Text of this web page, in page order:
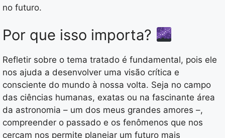
no futuro.
Por que isso importa?
Refletir sobre o tema tratado é fundamental, pois ele
nos ajuda a desenvolver uma visão crítica e
consciente do mundo à nossa volta. Seja no campo
das ciências humanas, exatas ou na fascinante área
da astronomia – um dos meus grandes amores –,
compreender o passado e os fenômenos que nos
cercam nos permite planejar um futuro mais